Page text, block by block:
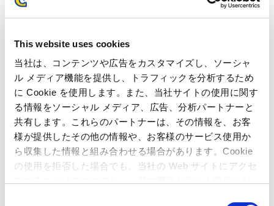
This website uses cookies
当社は、コンテンツや広告をカスタマイズし、ソーシャ
ル メディア機能を提供し、トラフィックを分析するため
に Cookie を使用します。また、当社サイトの使用に関す
る情報をソーシャル メディア、広告、分析パートナーと
共有します。これらのパートナーは、その情報を、お客
様が提供したその他の情報や、お客様のサービス使用か
ら収集した情報と組み合わせる場合があります。Cookie
の使用を拒否した場合でも、当社の Web サイトにアクセ
埼玉県
東京都
プラサカプコン ミッテン府中店
東京都
プラサカプコン 吉祥寺店
東京都
プラサカプコン池袋店
東京都
プラサカプコン ららテラス北綾瀬店
神奈川県
プラサカプコン 横須賀店
静岡県
プラサカプコン 志都呂店
愛知県
プラサカプコン 岡崎店
京都府
プラサカプコン 京都店
大阪府
プラサカプコン 藤井寺店